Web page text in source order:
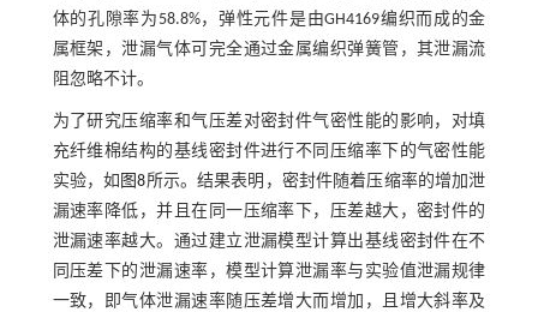
体的孔隙率为58.8%，弹性元件是由GH4169编织而成的金
属框架，泄漏气体可完全通过金属编织弹簧管，其泄漏流
阻忽略不计。
为了研究压缩率和气压差对密封件气密性能的影响，对填
充纤维棉结构的基线密封件进行不同压缩率下的气密性能
实验，如 图8所示。结果表明，密封件随着压缩率的增加泄
漏速率降低，并且在同一压缩率下，压差越大，密封件的
泄漏速率越大。通过建立泄漏模型计算出基线密封件在不
同压差下的泄漏速率，模型计算泄漏率与实验值泄漏规律
一致，即气体泄漏速率随压差增大而增加，且增大斜率及